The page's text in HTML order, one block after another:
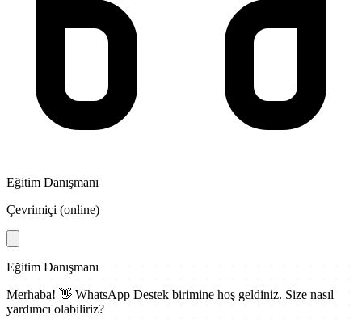
Eğitim Danışmanı
Çevrimiçi (online)
Eğitim Danışmanı
Merhaba! 👋 WhatsApp Destek birimine hoş geldiniz. Size nasıl
yardımcı olabiliriz?